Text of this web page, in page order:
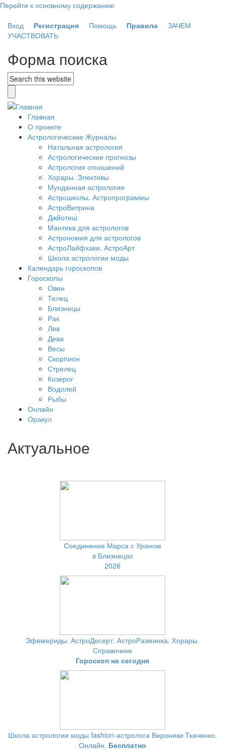
Перейти к основному содержанию
Вход
Регистрация Помощь Правила
ЗАЧЕМ
УЧАСТВОВАТЬ
Форма поиска
Главная
О проекте
Астрологические Журналы
Натальная астрология
Астрологические прогнозы
Астрология отношений
Хорары. Элективы
Мунданная астрология
Астрошколы. Астропрограммы
АстроВитрина
Джйотиш
Мантика для астрологов
Астрономия для астрологов
АстроЛайфхаки. АстроАрт
Школа астрологии моды
Календарь гороскопов
Гороскопы
Овен
Телец
Близнецы
Рак
Лев
Дева
Весы
Скорпион
Стрелец
Козерог
Водолей
Рыбы
Онлайн
Оракул
Актуальное
Соединение Марса с Ураном
в Близнецах
2026
Эфемериды. АстроДесерт. АстроРазминка. Хорары.
Справочник
Гороскоп на сегодня
Школа астрологии моды fashion-астролога Вероники Ткаченко.
Онлайн. Бесплатно